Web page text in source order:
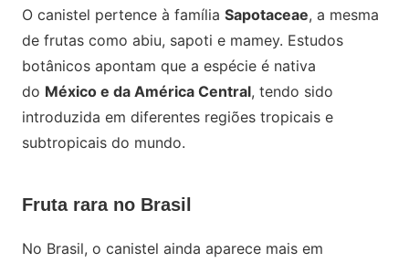
O canistel pertence à família Sapotaceae, a mesma
de frutas como abiu, sapoti e mamey. Estudos
botânicos apontam que a espécie é nativa
do México e da América Central, tendo sido
introduzida em diferentes regiões tropicais e
subtropicais do mundo.
Fruta rara no Brasil
No Brasil, o canistel ainda aparece mais em